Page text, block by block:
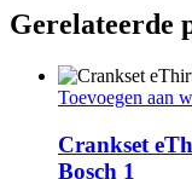
Gerelateerde
Toevoegen aan
Crankset
Bosch 1